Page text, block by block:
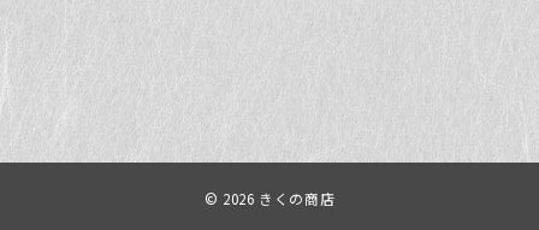
© 2026 きくの商店